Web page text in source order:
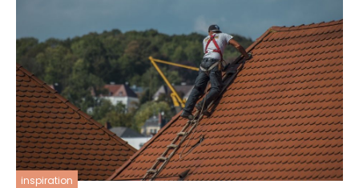
inspiration